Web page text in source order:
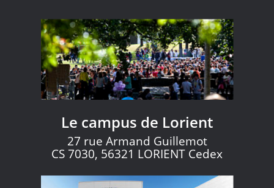
Le campus de Lorient
27 rue Armand Guillemot
CS 7030, 56321 LORIENT Cedex